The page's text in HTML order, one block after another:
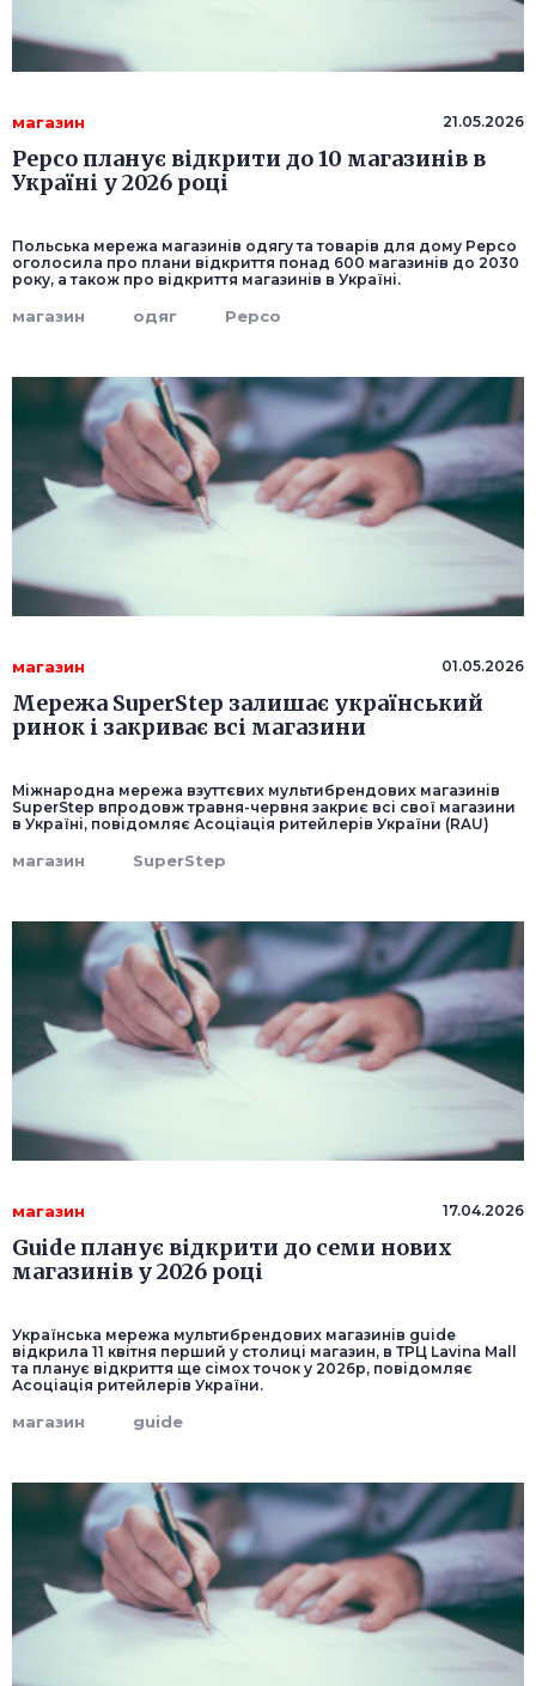
магазин 21.05.2026
Pepco планує відкрити до 10 магазинів в
Україні у 2026 році
Польська мережа магазинів одягу та товарів для дому Pepco
оголосила про плани відкриття понад 600 магазинів до 2030
року, а також про відкриття магазинів в Україні.
магазин одяг Pepco
магазин 01.05.2026
Мережа SuperStep залишає український
ринок і закриває всі магазини
Міжнародна мережа взуттєвих мультибрендових магазинів
SuperStep впродовж травня-червня закриє всі свої магазини
в Україні, повідомляє Асоціація ритейлерів України (RAU)
магазин SuperStep
магазин 17.04.2026
Guide планує відкрити до семи нових
магазинів у 2026 році
Українська мережа мультибрендових магазинів guide
відкрила 11 квітня перший у столиці магазин, в ТРЦ Lavina Mall
та планує відкриття ще сімох точок у 2026р, повідомляє
Асоціація ритейлерів України.
магазин guide